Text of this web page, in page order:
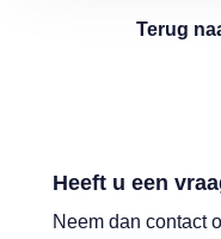
Terug
Heeft u een
Neem dan contact